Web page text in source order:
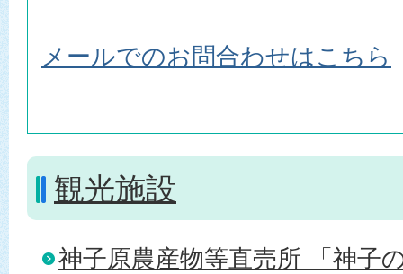
メールでのお問合わせはこちら
観光施設
神子原農産物等直売所 「神子